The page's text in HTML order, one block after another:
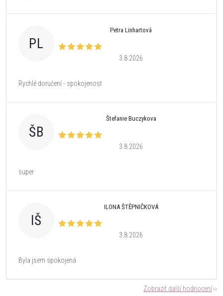
PL
Petra Linhartová
3.8.2026
Rychlé doručení - spokojenost
ŠB
Štefanie Buczykova
3.8.2026
super
IŠ
ILONA ŠTĚPNIČKOVÁ
3.8.2026
Byla jsem spokojená
Zobrazit další hodnocení